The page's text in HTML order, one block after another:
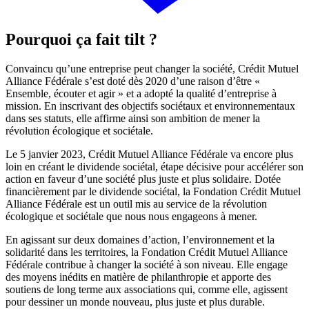
Pourquoi ça fait tilt ?
Convaincu qu’une entreprise peut changer la société, Crédit Mutuel
Alliance Fédérale s’est doté dès 2020 d’une raison d’être «
Ensemble, écouter et agir » et a adopté la qualité d’entreprise à
mission. En inscrivant des objectifs sociétaux et environnementaux
dans ses statuts, elle affirme ainsi son ambition de mener la
révolution écologique et sociétale.
Le 5 janvier 2023, Crédit Mutuel Alliance Fédérale va encore plus
loin en créant le dividende sociétal, étape décisive pour accélérer son
action en faveur d’une société plus juste et plus solidaire. Dotée
financièrement par le dividende sociétal, la Fondation Crédit Mutuel
Alliance Fédérale est un outil mis au service de la révolution
écologique et sociétale que nous nous engageons à mener.
En agissant sur deux domaines d’action, l’environnement et la
solidarité dans les territoires, la Fondation Crédit Mutuel Alliance
Fédérale contribue à changer la société à son niveau. Elle engage
des moyens inédits en matière de philanthropie et apporte des
soutiens de long terme aux associations qui, comme elle, agissent
pour dessiner un monde nouveau, plus juste et plus durable.